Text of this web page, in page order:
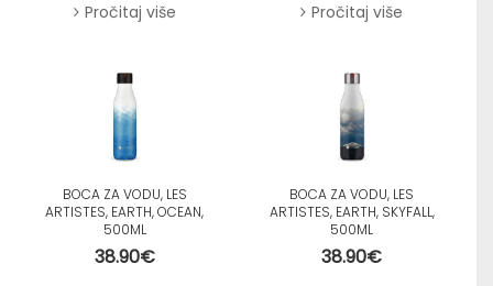
Pročitaj više Pročitaj više
BOCA ZA VODU, LES
ARTISTES, EARTH, OCEAN,
500ML
38.90€
BOCA ZA VODU, LES
ARTISTES, EARTH, SKYFALL,
500ML
38.90€